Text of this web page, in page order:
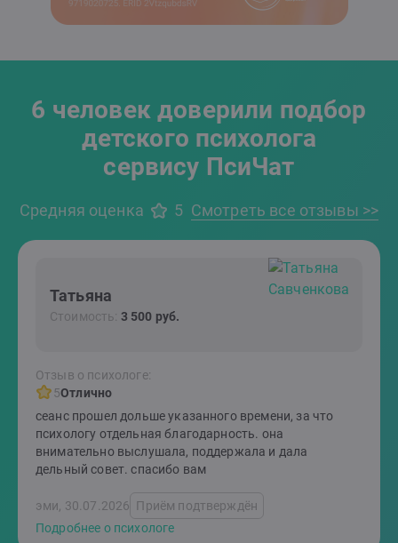
6 человек доверили подбор
детского психолога
сервису ПсиЧат
Средняя оценка 5 Смотреть все отзывы >>
Татьяна
Стоимость: 3 500 руб.
Отзыв о психологе:
5Отлично
сеанс прошел дольше указанного времени, за что
психологу отдельная благодарность. она
внимательно выслушала, поддержала и дала
дельный совет. спасибо вам
эми, 30.07.2026 Приём подтверждён
Подробнее о психологе